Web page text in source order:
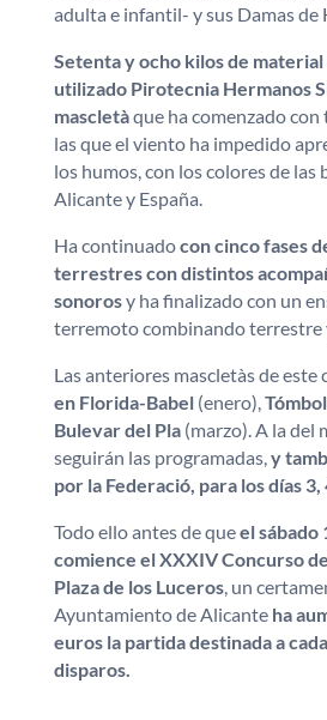
adulta e infantil- y sus Damas de
Setenta y ocho kilos de
utilizado Pirotecnia Hermanos
mascletàque ha comenzado con
las que el viento ha impedido
los humos, con los colores de las
Alicante y España.
Ha continuadocon cinco fases
terrestres con distintos
sonorosy ha finalizado con un
terremoto combinando terrestre
Las anteriores mascletàs de este
en Florida-Babel(enero),
Bulevar del Pla(marzo). A la del
seguirán las programadas,y
por la Federació, para los días
Todo ello antes de queel sábado
comience el XXXIV Concurso
Plaza de los Luceros, un
Ayuntamiento de Alicanteha
euros la partida destinada a
disparos.